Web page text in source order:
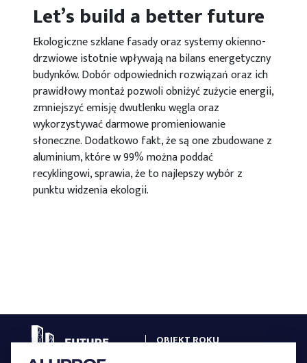
Let’s build a better future
Ekologiczne szklane fasady oraz systemy okienno-
drzwiowe istotnie wpływają na bilans energetyczny
budynków. Dobór odpowiednich rozwiązań oraz ich
prawidłowy montaż pozwoli obniżyć zużycie energii,
zmniejszyć emisję dwutlenku węgla oraz
wykorzystywać darmowe promieniowanie
słoneczne. Dodatkowo fakt, że są one zbudowane z
aluminium, które w 99% można poddać
recyklingowi, sprawia, że to najlepszy wybór z
punktu widzenia ekologii.
OBIEKT ROKU